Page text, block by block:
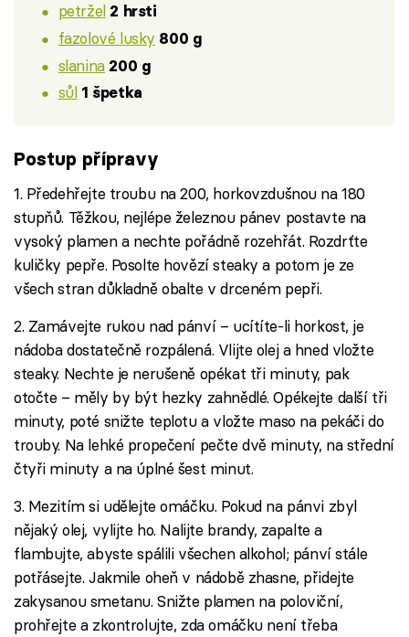
petržel 2 hrsti
fazolové lusky 800 g
slanina 200 g
sůl 1 špetka
Postup přípravy
1. Předehřejte troubu na 200, horkovzdušnou na 180
stupňů. Těžkou, nejlépe železnou pánev postavte na
vysoký plamen a nechte pořádně rozehřát. Rozdrťte
kuličky pepře. Posolte hovězí steaky a potom je ze
všech stran důkladně obalte v drceném pepři.
2. Zamávejte rukou nad pánví – ucítíte-li horkost, je
nádoba dostatečně rozpálená. Vlijte olej a hned vložte
steaky. Nechte je nerušeně opékat tři minuty, pak
otočte – měly by být hezky zahnědlé. Opékejte další tři
minuty, poté snižte teplotu a vložte maso na pekáči do
trouby. Na lehké propečení pečte dvě minuty, na střední
čtyři minuty a na úplné šest minut.
3. Mezitím si udělejte omáčku. Pokud na pánvi zbyl
nějaký olej, vylijte ho. Nalijte brandy, zapalte a
flambujte, abyste spálili všechen alkohol; pánví stále
potřásejte. Jakmile oheň v nádobě zhasne, přidejte
zakysanou smetanu. Snižte plamen na poloviční,
prohřejte a zkontrolujte, zda omáčku není třeba